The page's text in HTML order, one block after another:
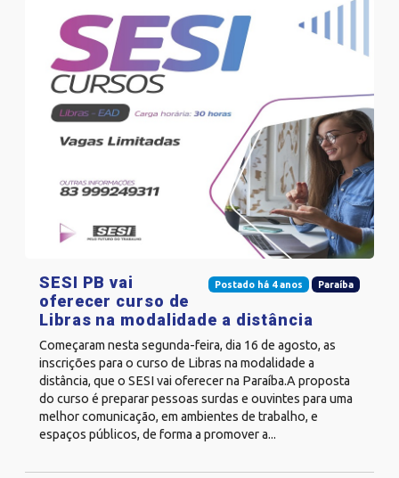
Postado há 4 anos Paraíba
SESI PB vai
oferecer curso de
Libras na modalidade a distância
Começaram nesta segunda-feira, dia 16 de agosto, as
inscrições para o curso de Libras na modalidade a
distância, que o SESI vai oferecer na Paraíba.A proposta
do curso é preparar pessoas surdas e ouvintes para uma
melhor comunicação, em ambientes de trabalho, e
espaços públicos, de forma a promover a...